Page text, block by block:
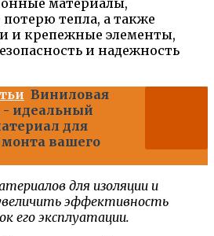
тепла, а также
и крепежные элементы,
и надежность
Виниловая
- идеальный
для
вашего
для изоляции и
эффективность
его эксплуатации.